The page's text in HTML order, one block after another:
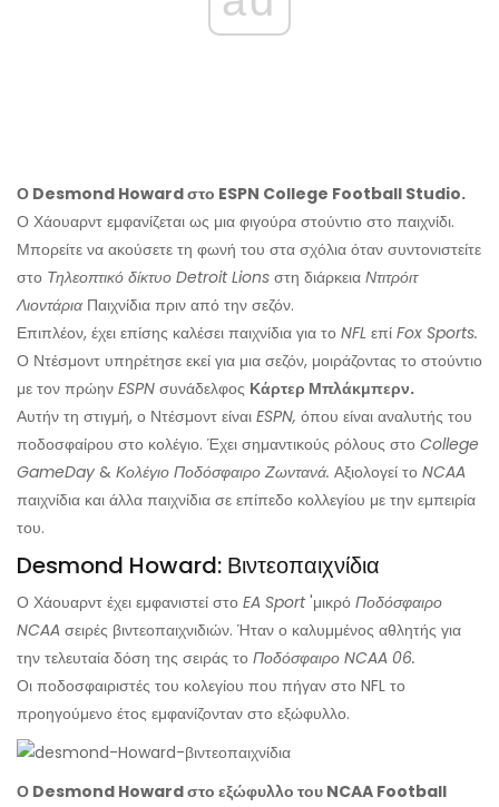
Ο Desmond Howard στο ESPN College Football Studio.
Ο Χάουαρντ εμφανίζεται ως μια φιγούρα στούντιο στο παιχνίδι.
Μπορείτε να ακούσετε τη φωνή του στα σχόλια όταν συντονιστείτε
στο Τηλεοπτικό δίκτυο Detroit Lions στη διάρκεια Ντιτρόιτ
Λιοντάρια Παιχνίδια πριν από την σεζόν.
Επιπλέον, έχει επίσης καλέσει παιχνίδια για το NFL επί Fox Sports.
Ο Ντέσμοντ υπηρέτησε εκεί για μια σεζόν, μοιράζοντας το στούντιο
με τον πρώην ESPN συνάδελφος Κάρτερ Μπλάκμπερν.
Αυτήν τη στιγμή, ο Ντέσμοντ είναι ESPN, όπου είναι αναλυτής του
ποδοσφαίρου στο κολέγιο. Έχει σημαντικούς ρόλους στο College
GameDay & Κολέγιο Ποδόσφαιρο Ζωντανά. Αξιολογεί το NCAA
παιχνίδια και άλλα παιχνίδια σε επίπεδο κολλεγίου με την εμπειρία
του.
Desmond Howard: Βιντεοπαιχνίδια
Ο Χάουαρντ έχει εμφανιστεί στο EA Sport'μικρό Ποδόσφαιρο
NCAA σειρές βιντεοπαιχνιδιών. Ήταν ο καλυμμένος αθλητής για
την τελευταία δόση της σειράς το Ποδόσφαιρο NCAA 06.
Οι ποδοσφαιριστές του κολεγίου που πήγαν στο NFL το
προηγούμενο έτος εμφανίζονταν στο εξώφυλλο.
Ο Desmond Howard στο εξώφυλλο του NCAA Football